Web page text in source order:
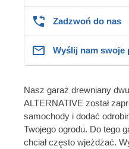
Zadzwoń do nas
Wyślij nam swoje
Nasz garaż drewniany
ALTERNATIVE został
samochody i dodać
Twojego ogrodu. Do tego
chciał często wjeżdżać.